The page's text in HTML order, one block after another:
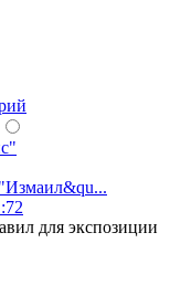
для экспозиции